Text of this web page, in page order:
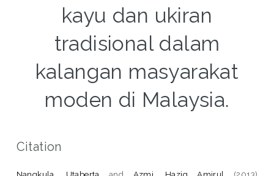
kayu dan ukiran
tradisional dalam
kalangan masyarakat
moden di Malaysia.
Citation
Nangkula, Utaberta and Azmi, Haziq Amirul
(2013)